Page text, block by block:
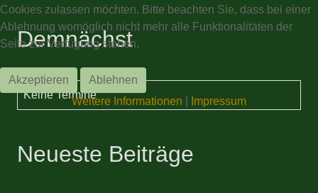
Demnächst
Keine Termine
Neueste Beiträge
Cookies zulassen möchten. Bitte beachten Sie, dass bei einer
Ablehnung womöglich nicht mehr alle Funktionalitäten der
Seite zur Verfügung stehen.
Akzeptieren
Ablehnen
Weitere Informationen
Impressum